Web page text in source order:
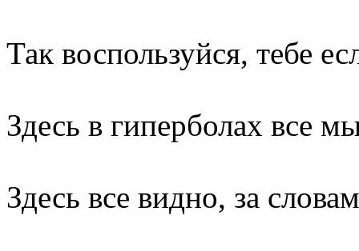
Так воспользуйся, тебе
Здесь в гиперболах все
Здесь все видно, за